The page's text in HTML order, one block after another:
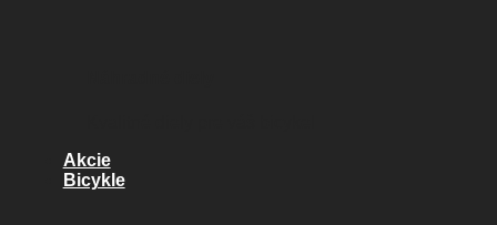
Akcie
Bicykle